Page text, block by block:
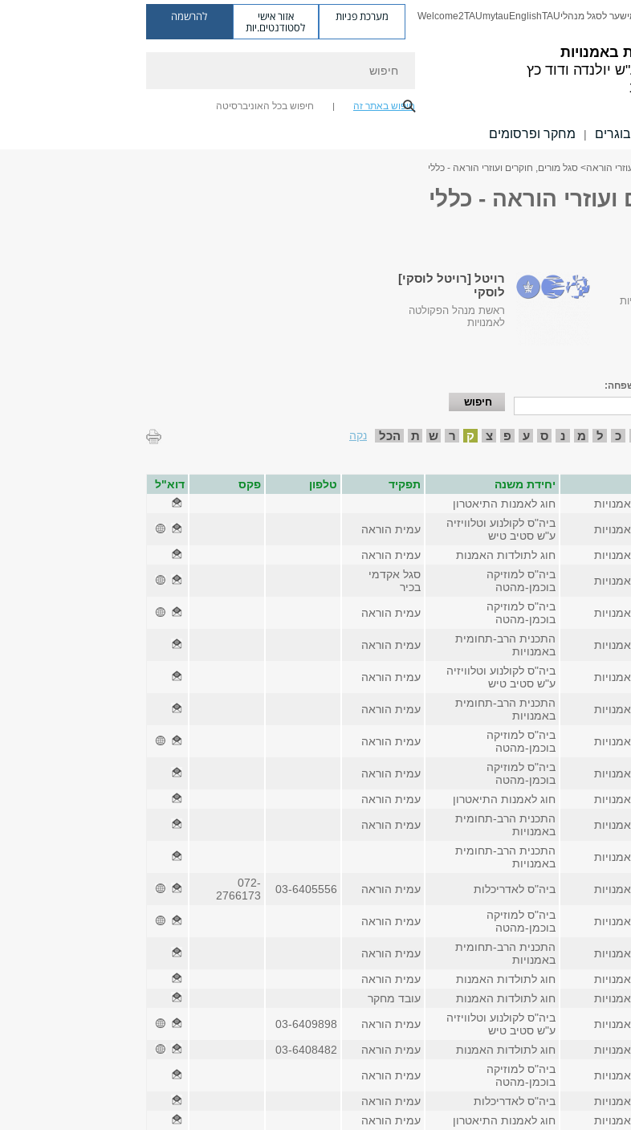
באמנויות
יולנדה ודוד כץ
שער לסגל מנהליTAU
English
mytau
Welcome2TAU מערכת פניות אזור אישי
לסטודנטים.יות
להרשמה
חיפוש באתר זה חיפוש בכל האוניברסיטה
בוגרים | מחקר ופרסומים
הוראה> סגל מורים, חוקרים ועוזרי הוראה - כללי
הוראה - כללי
רויטל [רויטל לוסקי]
לוסקי
ראשת מנהל הפקולטה
לאמנויות
כ ל מ נ ס ע פ צ ק ר ש ת הכל
נקה
יחידת משנה תפקיד טלפון פקס
דוא"ל
חוג לאמנות התיאטרון
ביה"ס לקולנוע וטלוויזיה
ע"ש סטיב טיש
עמית הוראה
חוג לתולדות האמנות
עמית הוראה
ביה"ס למוזיקה
בוכמן-מהטה
סגל אקדמי
בכיר
ביה"ס למוזיקה
בוכמן-מהטה
עמית הוראה
התכנית הרב-תחומית
באמנויות
עמית הוראה
ביה"ס לקולנוע וטלוויזיה
ע"ש סטיב טיש
עמית הוראה
התכנית הרב-תחומית
באמנויות
עמית הוראה
ביה"ס למוזיקה
בוכמן-מהטה
עמית הוראה
ביה"ס למוזיקה
בוכמן-מהטה
עמית הוראה
חוג לאמנות התיאטרון
עמית הוראה
התכנית הרב-תחומית
באמנויות
עמית הוראה
התכנית הרב-תחומית
באמנויות
ביה"ס לאדריכלות עמית הוראה 03-6405556
072-
2766173
ביה"ס למוזיקה
בוכמן-מהטה
עמית הוראה
התכנית הרב-תחומית
באמנויות
עמית הוראה
חוג לתולדות האמנות
עמית הוראה
חוג לתולדות האמנות
עובד מחקר
ביה"ס לקולנוע וטלוויזיה
ע"ש סטיב טיש
עמית הוראה
03-6409898
חוג לתולדות האמנות עמית הוראה
03-6408482
ביה"ס למוזיקה
בוכמן-מהטה
עמית הוראה
ביה"ס לאדריכלות
עמית הוראה
חוג לאמנות התיאטרון
עמית הוראה